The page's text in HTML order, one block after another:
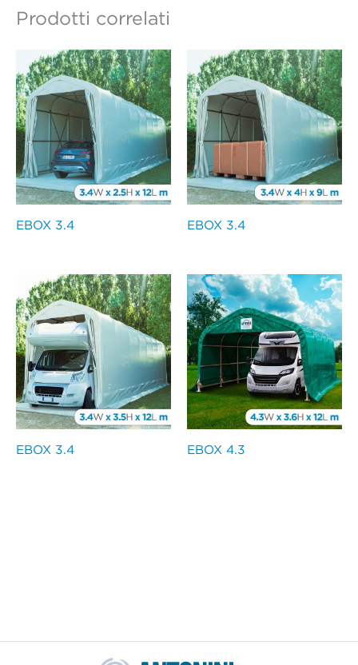
Prodotti correlati
EBOX 3.4 EBOX 3.4
EBOX 3.4 EBOX 4.3